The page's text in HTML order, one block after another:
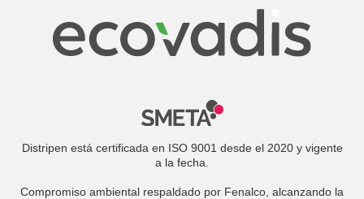
Distripen está certificada en ISO 9001 desde el 2020 y vigente
a la fecha.
Compromiso ambiental respaldado por Fenalco, alcanzando la